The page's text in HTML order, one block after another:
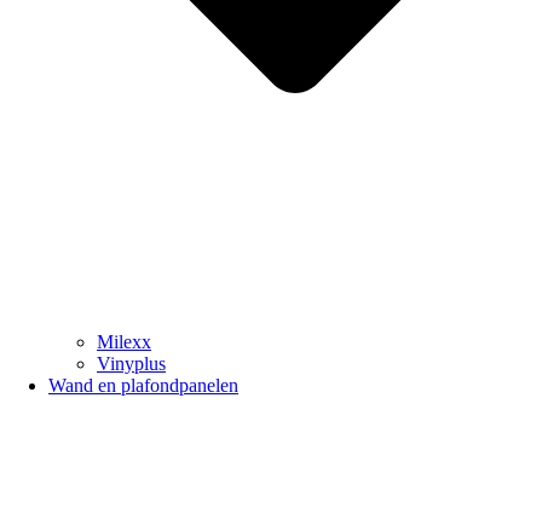
Milexx
Vinyplus
Wand en plafondpanelen